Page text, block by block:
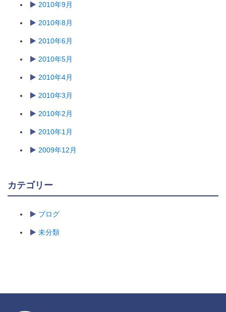
2010年9月
2010年8月
2010年6月
2010年5月
2010年4月
2010年3月
2010年2月
2010年1月
2009年12月
カテゴリー
ブログ
未分類